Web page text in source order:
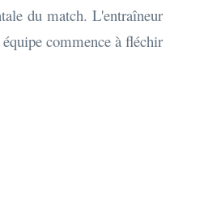
du match. L'entraîneur
commence à fléchir